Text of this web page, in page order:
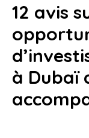
13 avril 2026
12 avis
à Dubaï